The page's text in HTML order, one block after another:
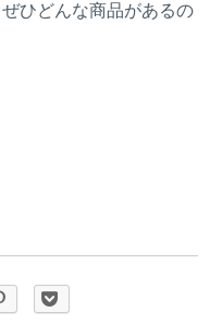
ひどんな商品があるの